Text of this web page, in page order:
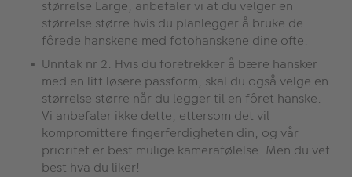
størrelse Large, anbefaler vi at du velger en
størrelse større hvis du planlegger å bruke de
fôrede hanskene med fotohanskene dine ofte.
Unntak nr 2: Hvis du foretrekker å bære hansker
med en litt løsere passform, skal du også velge en
størrelse større når du legger til en fôret hanske.
Vi anbefaler ikke dette, ettersom det vil
kompromittere fingerferdigheten din, og vår
prioritet er best mulige kamerafølelse. Men du vet
best hva du liker!